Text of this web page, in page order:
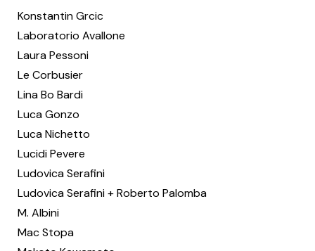
Konstantin Grcic
Laboratorio Avallone
Laura Pessoni
Le Corbusier
Lina Bo Bardi
Luca Gonzo
Luca Nichetto
Lucidi Pevere
Ludovica Serafini
Ludovica Serafini + Roberto Palomba
M. Albini
Mac Stopa